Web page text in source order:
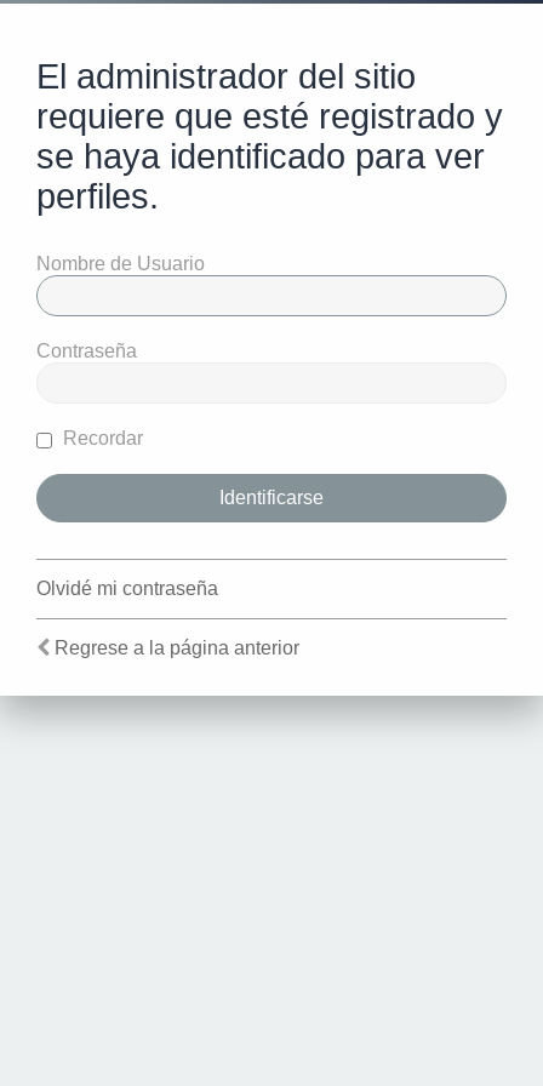
El administrador del sitio
requiere que esté registrado y
se haya identificado para ver
perfiles.
Nombre de Usuario
Contraseña
Recordar
Olvidé mi contraseña
Regrese a la página anterior